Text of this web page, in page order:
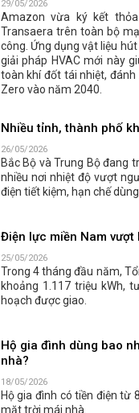
29/05/2026
Amazon vừa ký kết
Transaera trên toàn bộ
công. Ứng dụng vật liệu
giải pháp HVAC mới này
toàn khí đốt tái nhiệt,
Zero vào năm 2040.
Nhiều tỉnh, thành phố
26/05/2026
Bắc Bộ và Trung Bộ đang
nhiều nơi nhiệt độ vượt
điện tiết kiệm, hạn chế
Điện lực miền Nam vượt
25/05/2026
Trong 4 tháng đầu năm,
khoảng 1.117 triệu kWh,
hoạch được giao.
Hộ gia đình dùng bao
nhà?
18/05/2026
Hộ gia đình có tiền điện từ